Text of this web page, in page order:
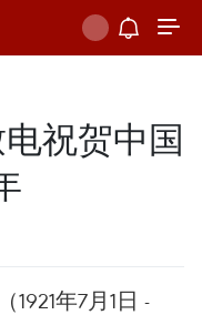
祝贺中国
年7月1日 -